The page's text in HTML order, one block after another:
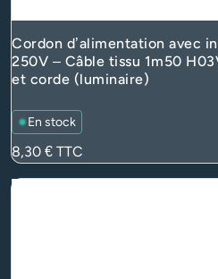
Cordon d’alimentation avec
250V – Câble tissu 1m50
et corde (luminaire)
En stock
Prix
8,30 € TTC